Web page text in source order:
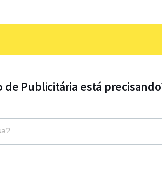
de Publicitária está